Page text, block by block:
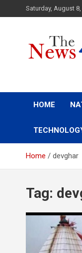
to
Saturday, August
HOME
Home devghar
Tag: